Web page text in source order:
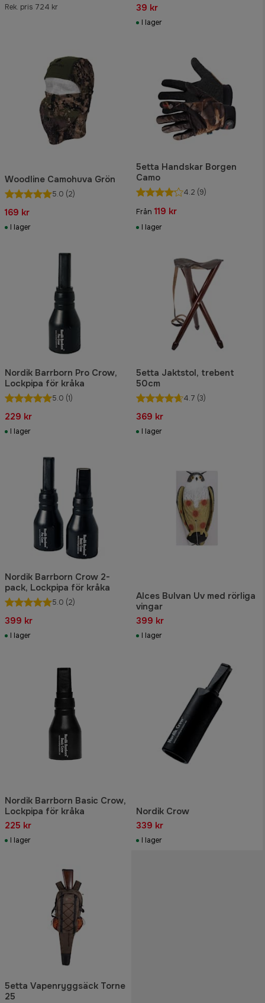
Rek. pris 724 kr 39 kr
I lager
Woodline Camohuva Grön
5.0 (2)
169 kr
I lager
5etta Handskar Borgen
Camo
4.2 (9)
Från 119 kr
I lager
Nordik Barrborn Pro Crow,
Lockpipa för kråka
5.0 (1)
229 kr
I lager
5etta Jaktstol, trebent
50cm
4.7 (3)
369 kr
I lager
Nordik Barrborn Crow 2-
pack, Lockpipa för kråka
5.0 (2)
399 kr
I lager
Alces Bulvan Uv med rörliga
vingar
399 kr
I lager
Nordik Barrborn Basic Crow,
Lockpipa för kråka
225 kr
I lager
Nordik Crow
339 kr
I lager
5etta Vapenryggsäck Torne
25